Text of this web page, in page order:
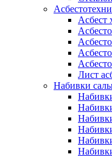
Асбест
Лист
Набивки